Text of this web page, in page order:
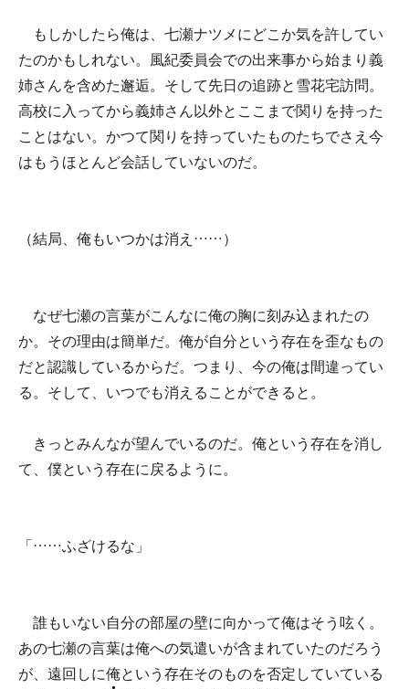
もしかしたら俺は、七瀬ナツメにどこか気を許してい
たのかもしれない。風紀委員会での出来事から始まり義
姉さんを含めた邂逅。そして先日の追跡と雪花宅訪問。
高校に入ってから義姉さん以外とここまで関りを持った
ことはない。かつて関りを持っていたものたちでさえ今
はもうほとんど会話していないのだ。
（結局、俺もいつかは消え……）
なぜ七瀬の言葉がこんなに俺の胸に刻み込まれたの
か。その理由は簡単だ。俺が自分という存在を歪なもの
だと認識しているからだ。つまり、今の俺は間違ってい
る。そして、いつでも消えることができると。
きっとみんなが望んでいるのだ。俺という存在を消し
て、僕という存在に戻るように。
「……ふざけるな」
誰もいない自分の部屋の壁に向かって俺はそう呟く。
あの七瀬の言葉は俺への気遣いが含まれていたのだろう
が、遠回しに俺という存在そのものを否定していている